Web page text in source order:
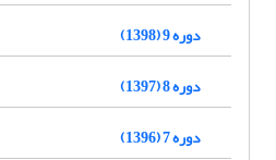
دوره 9 (1398)
دوره 8 (1397)
دوره 7 (1396)